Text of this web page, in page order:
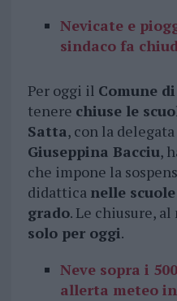
Nevicate e
sindaco fa
Per oggi il Comune
tenere chiuse le
Satta, con la
Giuseppina Bacciu,
che impone la
didattica nelle
grado. Le chiusure,
solo per oggi.
Neve sopra i
allerta meteo